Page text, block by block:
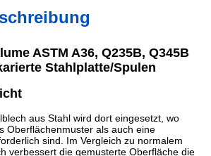
ASTM A36, Q235B, Q345B
Stahlplatte/Spulen
aus Stahl wird dort eingesetzt, wo
Oberflächenmuster als auch eine
sind. Im Vergleich zu normalem
verbessert die gemusterte Oberfläche die